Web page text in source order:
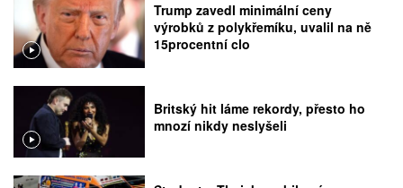
Trump zavedl minimální ceny
výrobků z polykřemíku, uvalil na ně
15procentní clo
Britský hit láme rekordy, přesto ho
mnozí nikdy neslyšeli